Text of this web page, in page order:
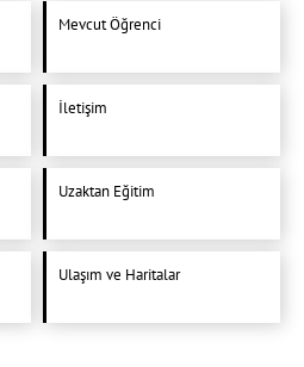
Mevcut Öğrenci
İletişim
Uzaktan Eğitim
Ulaşım ve Haritalar